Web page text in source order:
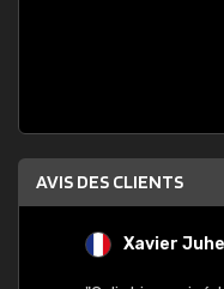
AVIS DES CLIENTS
Xavier Juhel